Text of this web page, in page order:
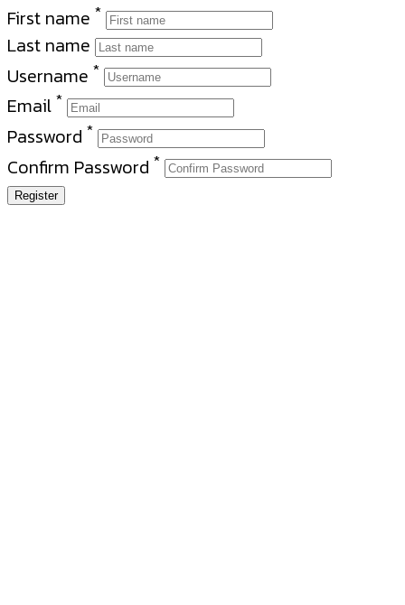
First name *
Last name
Username *
Email *
Password *
Confirm Password *
Register